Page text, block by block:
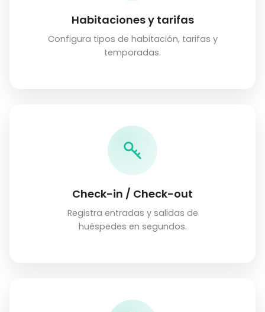
Habitaciones y tarifas
Configura tipos de habitación, tarifas y
temporadas.
Check-in / Check-out
Registra entradas y salidas de
huéspedes en segundos.